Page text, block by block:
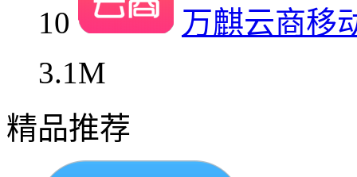
10
万麒云商移
3.1M
精品推荐